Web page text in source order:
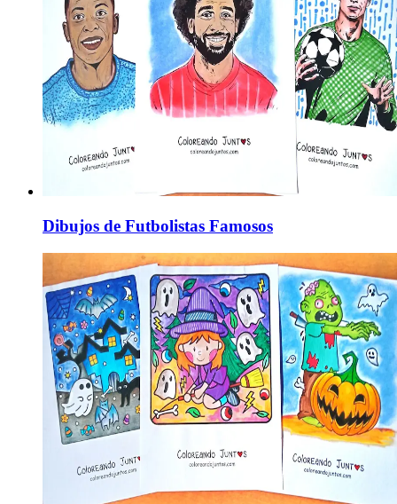
Dibujos de Futbolistas Famosos